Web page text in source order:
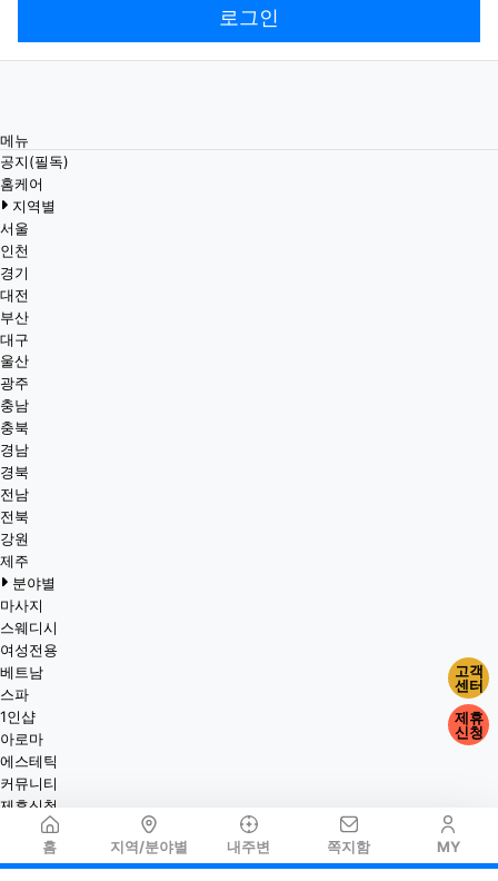
홈 지역/분야별 내주변 쪽지함 MY
로그인
메뉴
공지(필독)
홈케어
지역별
서울
인천
경기
대전
부산
대구
울산
광주
충남
충북
경남
경북
전남
전북
강원
제주
분야별
마사지
스웨디시
여성전용
베트남
스파
1인샵
아로마
에스테틱
커뮤니티
제휴신청
고객
센터
제휴
신청